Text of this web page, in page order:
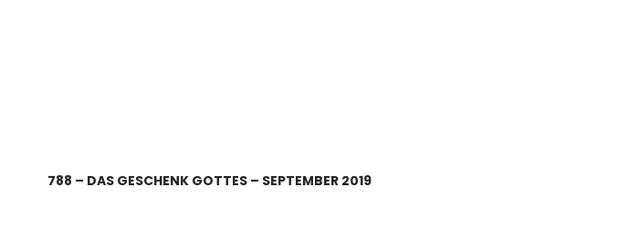
788 – DAS GESCHENK GOTTES – SEPTEMBER 2019